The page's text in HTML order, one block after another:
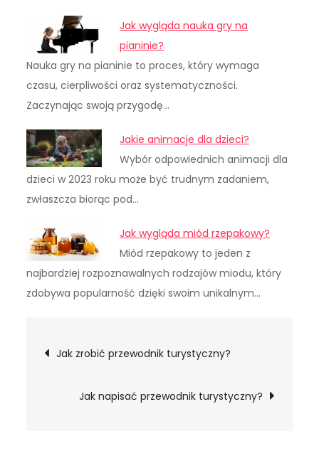
Jak wygląda nauka gry na
pianinie?
Nauka gry na pianinie to proces, który wymaga
czasu, cierpliwości oraz systematyczności.
Zaczynając swoją przygodę…
Jakie animacje dla dzieci?
Wybór odpowiednich animacji dla
dzieci w 2023 roku może być trudnym zadaniem,
zwłaszcza biorąc pod…
Jak wygląda miód rzepakowy?
Miód rzepakowy to jeden z
najbardziej rozpoznawalnych rodzajów miodu, który
zdobywa popularność dzięki swoim unikalnym…
Nawigacja
wpisu
Jak zrobić przewodnik turystyczny?
Jak napisać przewodnik turystyczny?